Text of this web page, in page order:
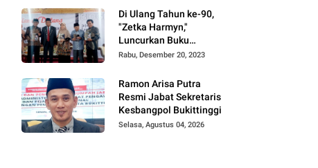
2025/ 2026.
Di Ulang Tahun ke-90,
"Zetka Harmyn,"
Luncurkan Buku
Biografi, Jejak Langkah
5 Benua.
Rabu, Desember 20, 2023
Ramon Arisa Putra
Resmi Jabat Sekretaris
Kesbangpol Bukittinggi
Selasa, Agustus 04, 2026